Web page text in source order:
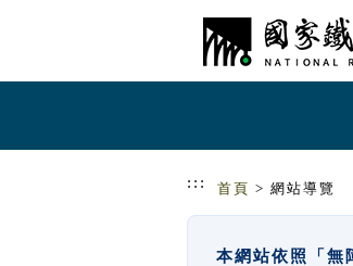
::: 首頁 > 網站導覽
本網站依照「